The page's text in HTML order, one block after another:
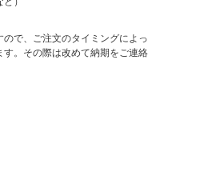
で、ご注文のタイミングによっ
。その際は改めて納期をご連絡